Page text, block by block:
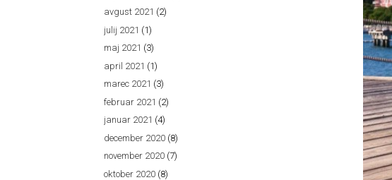
avgust 2021 (2)
julij 2021 (1)
maj 2021 (3)
april 2021 (1)
marec 2021 (3)
februar 2021 (2)
januar 2021 (4)
december 2020 (8)
november 2020 (7)
oktober 2020 (8)